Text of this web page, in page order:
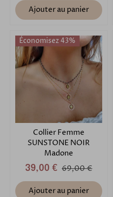
Ajouter au panier
Économisez 43%
Collier Femme
SUNSTONE NOIR
Madone
39,00 € 69,00 €
Ajouter au panier